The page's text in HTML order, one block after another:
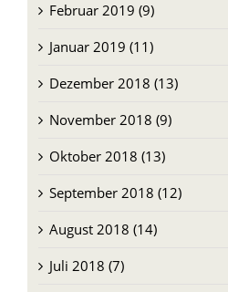
Februar 2019 (9)
Januar 2019 (11)
Dezember 2018 (13)
November 2018 (9)
Oktober 2018 (13)
September 2018 (12)
August 2018 (14)
Juli 2018 (7)